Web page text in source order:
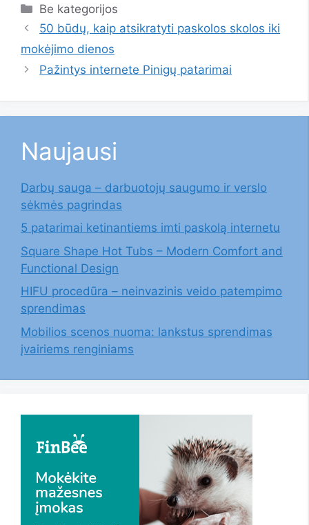
Kategorijos
Be kategorijos
50 būdų, kaip atsikratyti paskolos skolos iki
mokėjimo dienos
Pažintys internete Pinigų patarimai
Naujausi
Darbų sauga – darbuotojų saugumo ir verslo
sėkmės pagrindas
5 patarimai ketinantiems imti paskolą internetu
Square Shape Hot Tubs – Modern Comfort and
Functional Design
HIFU procedūra – neinvazinis veido patempimo
sprendimas
Mobilios scenos nuoma: lankstus sprendimas
įvairiems renginiams